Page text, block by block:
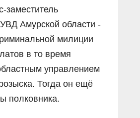
заместитель
Амурской области -
милиции
в то время
управлением
Тогда он ещё
полковника.